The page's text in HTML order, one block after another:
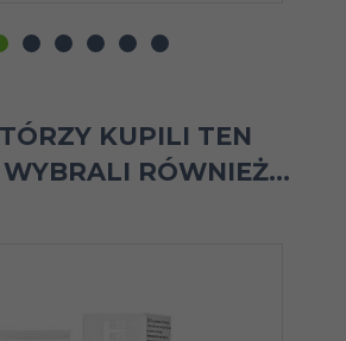
KUPILI TEN
RÓWNIEŻ...